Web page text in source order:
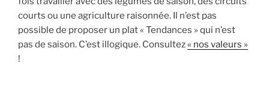
courts ou une agriculture raisonnée. Il n’est pas
possible de proposer un plat « Tendances » qui n’est
pas de saison. C’est illogique. Consultez« nos valeurs »
!